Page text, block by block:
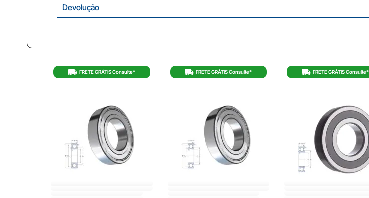
Devolução
FRETE GRÁTIS Consulte* FRETE GRÁTIS Consulte* FRETE GRÁTIS Consulte*